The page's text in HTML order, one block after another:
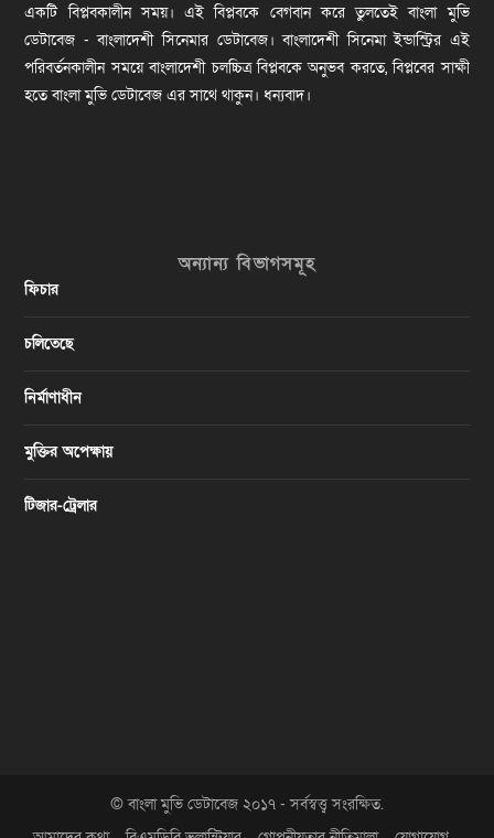
একটি বিপ্লবকালীন সময়। এই বিপ্লবকে বেগবান করে তুলতেই বাংলা মুভি
ডেটাবেজ - বাংলাদেশী সিনেমার ডেটাবেজ। বাংলাদেশী সিনেমা ইন্ডাস্ট্রির এই
পরিবর্তনকালীন সময়ে বাংলাদেশী চলচ্চিত্র বিপ্লবকে অনুভব করতে, বিপ্লবের সাক্ষী
হতে বাংলা মুভি ডেটাবেজ এর সাথে থাকুন। ধন্যবাদ।
অন্যান্য বিভাগসমূহ
ফিচার
চলিতেছে
নির্মাণাধীন
মুক্তির অপেক্ষায়
টিজার-ট্রেলার
© বাংলা মুভি ডেটাবেজ ২০১৭ - সর্বস্বত্ত্ব সংরক্ষিত.